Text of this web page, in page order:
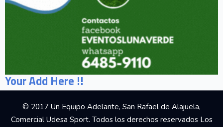
Your Add Here !!
© 2017 Un Equipo Adelante, San Rafael de Alajuela,
Comercial Udesa Sport. Todos los derechos reservados Los